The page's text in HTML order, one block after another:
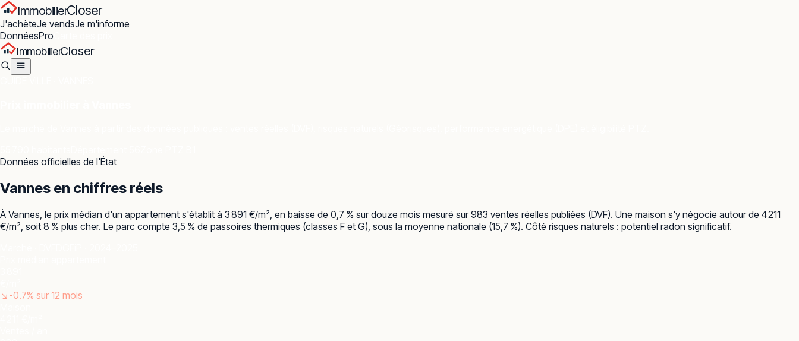
ImmobilierCloser
J'achèteJe vendsJe m'informe
DonnéesPro
ImmobilierCloser
Données officielles de l'État
Vannes en chiffres réels
À Vannes, le prix médian d'un appartement s'établit à 3 891 €/m², en baisse de 0,7 % sur douze mois mesuré sur 983 ventes réelles publiées (DVF). Une maison s'y négocie autour de 4 211
€/m², soit 8 % plus cher. Le parc compte 3,5 % de passoires thermiques (classes F et G), sous la moyenne nationale (15,7 %). Côté risques naturels : potentiel radon significatif.
↘ -0.7% sur 12 mois